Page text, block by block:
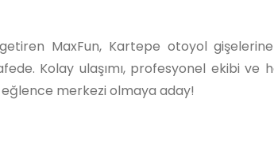
MaxFun, Kartepe otoyol
Kolay ulaşımı, profesyonel ekibi ve
merkezi olmaya aday!